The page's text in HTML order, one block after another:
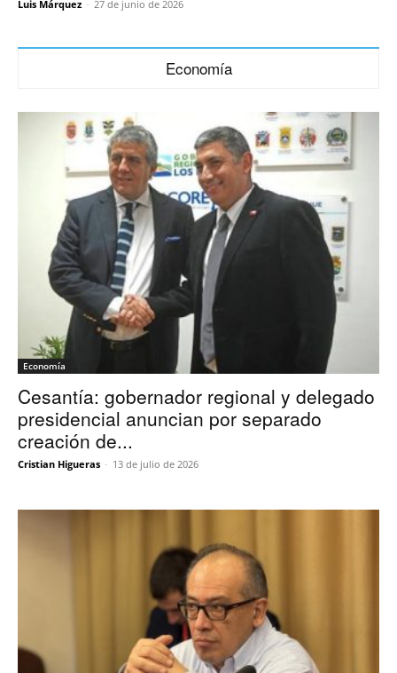
Luis Márquez - 27 de junio de 2026
Economía
Economía
Cesantía: gobernador regional y delegado
presidencial anuncian por separado
creación de...
Cristian Higueras - 13 de julio de 2026